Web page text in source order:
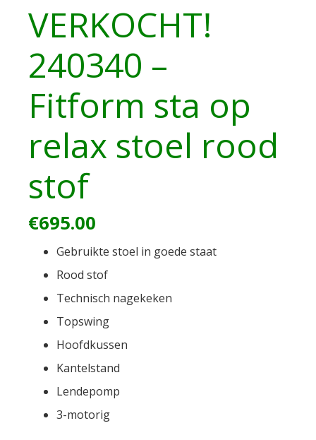
VERKOCHT!
240340 –
Fitform sta op
relax stoel rood
stof
€695.00
Gebruikte stoel in goede staat
Rood stof
Technisch nagekeken
Topswing
Hoofdkussen
Kantelstand
Lendepomp
3-motorig